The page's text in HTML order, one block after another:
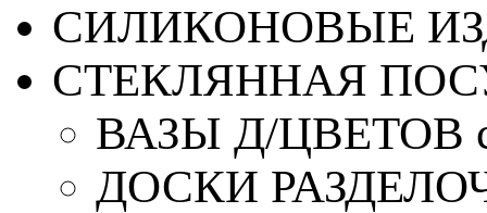
СИЛИКОНОВЫЕ
СТЕКЛЯННАЯ
ВАЗЫ Д/ЦВЕТОВ
ДОСКИ